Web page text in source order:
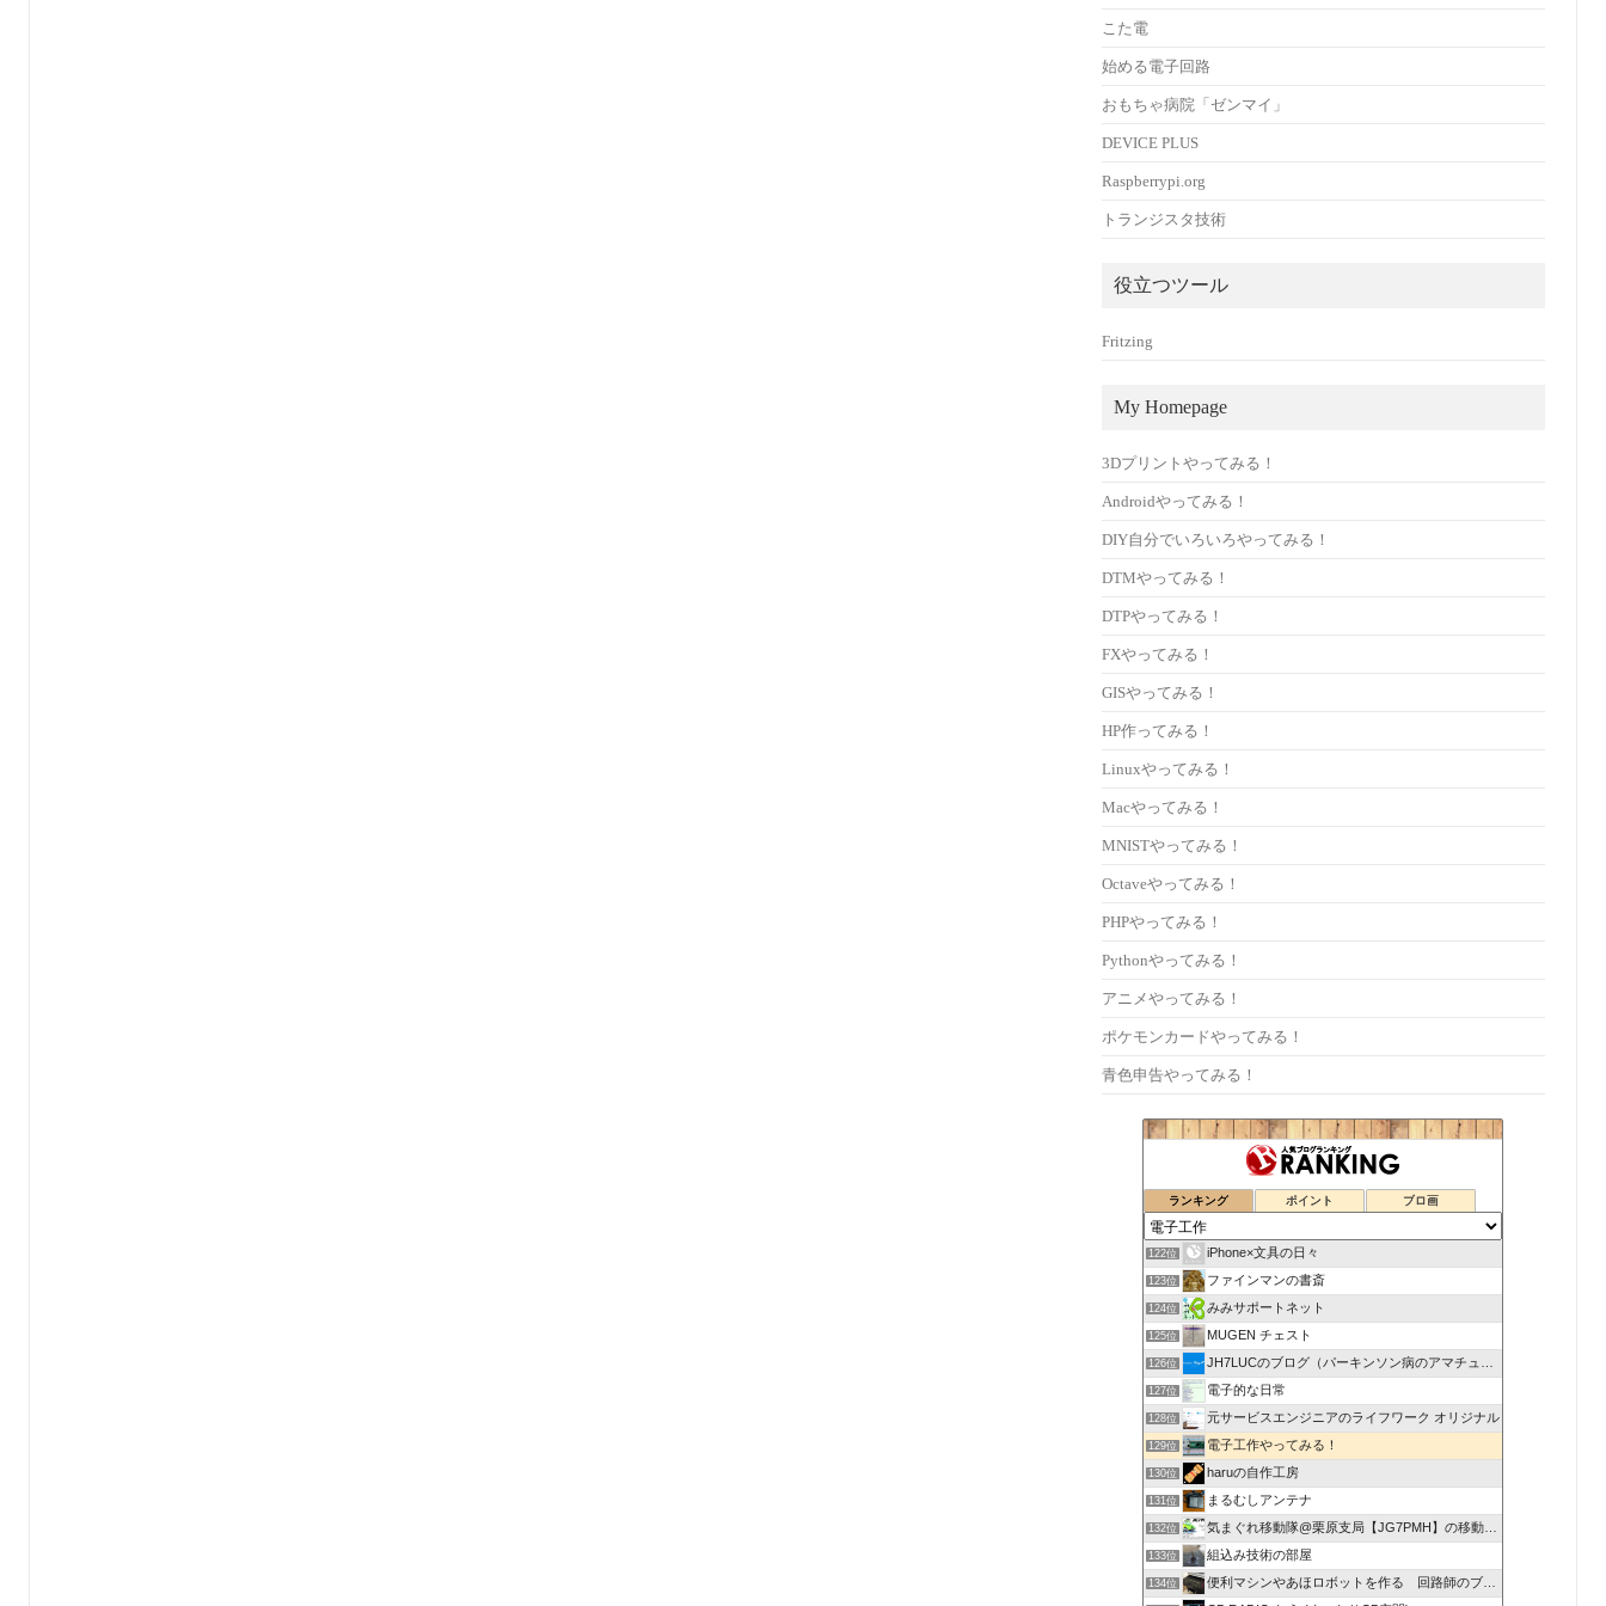
こた電
始める電子回路
おもちゃ病院「ゼンマイ」
DEVICE PLUS
Raspberrypi.org
トランジスタ技術
役立つツール
Fritzing
My Homepage
3Dプリントやってみる！
Androidやってみる！
DIY自分でいろいろやってみる！
DTMやってみる！
DTPやってみる！
FXやってみる！
GISやってみる！
HP作ってみる！
Linuxやってみる！
Macやってみる！
MNISTやってみる！
Octaveやってみる！
PHPやってみる！
Pythonやってみる！
アニメやってみる！
ポケモンカードやってみる！
青色申告やってみる！
ランキング ポイント ブロ画
122位 iPhone×文具の日々
123位 ファインマンの書斎
124位 みみサポートネット
125位 MUGEN チェスト
126位 JH7LUCのブログ（パーキンソン病のアマチュア無線奮闘記）
127位 電子的な日常
128位 元サービスエンジニアのライフワーク オリジナル
129位 電子工作やってみる！
130位 haruの自作工房
131位 まるむしアンテナ
132位 気まぐれ移動隊@栗原支局【JG7PMH】の移動運用日記
133位 組込み技術の部屋
134位 便利マシンやあほロボットを作る 回路師のブログ